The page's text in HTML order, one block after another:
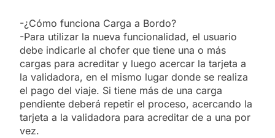
-¿Cómo funciona Carga a Bordo?
-Para utilizar la nueva funcionalidad, el usuario
debe indicarle al chofer que tiene una o más
cargas para acreditar y luego acercar la tarjeta a
la validadora, en el mismo lugar donde se realiza
el pago del viaje. Si tiene más de una carga
pendiente deberá repetir el proceso, acercando la
tarjeta a la validadora para acreditar de a una por
vez.